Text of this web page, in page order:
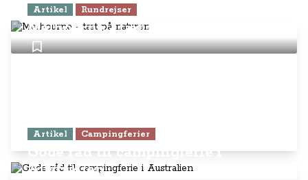
Artikel Rundrejser
Melbourne - tæt på naturen
Artikel Campingferier
Gode råd til campingferie i
Australien